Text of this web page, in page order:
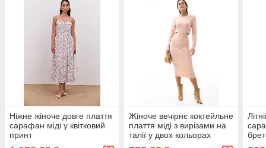
Ніжне жіноче довге плаття
сарафан міді у квітковий
принт
Жіноче вечірнє коктейльне
плаття міді з вирізами на
талії у двох кольорах
розміру М
зі